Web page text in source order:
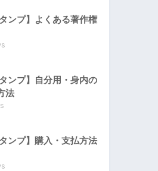
ンプ】よくある著作権
ンプ】自分用・身内の
法
ンプ】購入・支払方法